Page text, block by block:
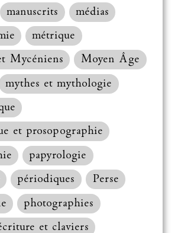
manuscrits
médias
métrique
Mycéniens
Moyen Âge
mythes et mythologie
et prosopographie
papyrologie
périodiques
Perse
photographies
et claviers